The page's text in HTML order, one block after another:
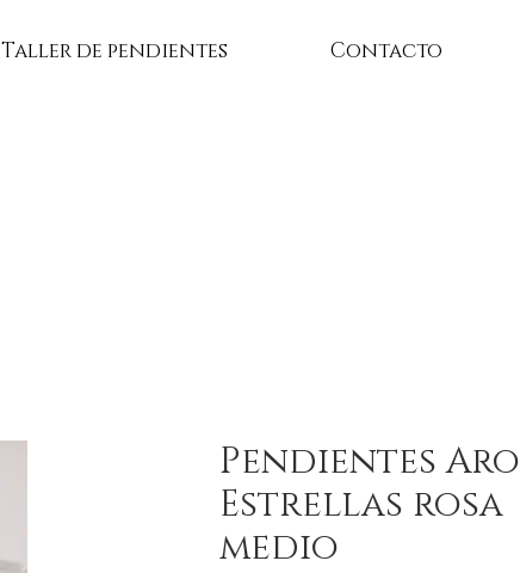
Taller de pendientes Contacto
Pendientes Aro
Estrellas rosa
medio